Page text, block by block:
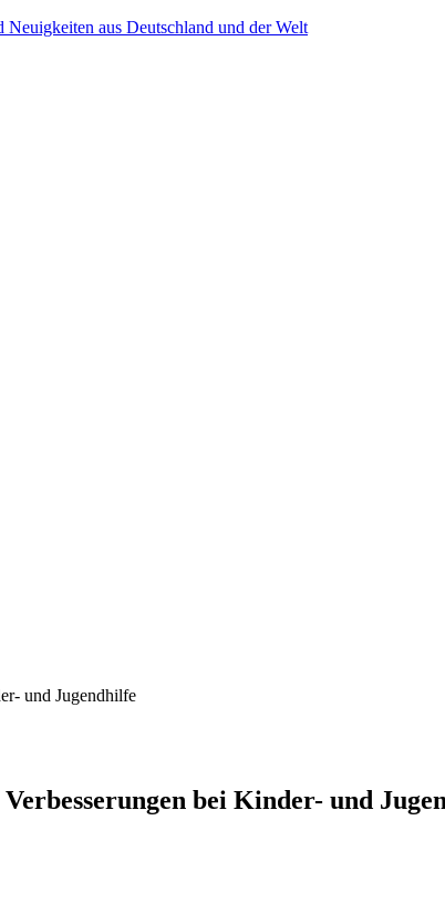
aus Deutschland und der Welt
und Jugendhilfe
bei Kinder- und